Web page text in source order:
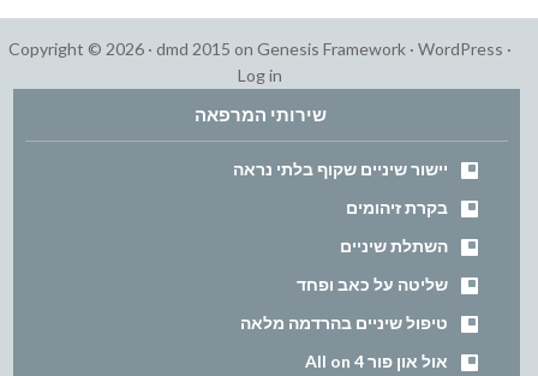
Copyright © 2026 · dmd 2015 on Genesis Framework · WordPress ·
Log in
שירותי המרפאה
יישור שיניים שקוף בלתי נראה
בקרת זיהומים
השתלת שיניים
שליטה על כאב ופחד
טיפול שיניים בהרדמה מלאה
אול און פור All on 4